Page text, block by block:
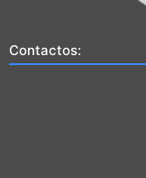
Contactos: